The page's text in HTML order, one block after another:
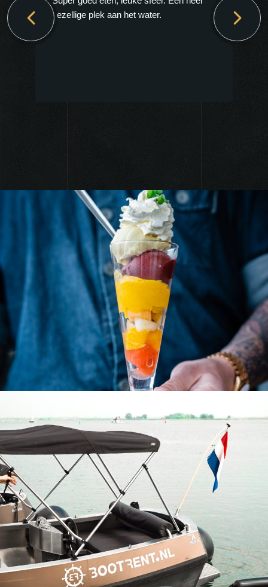
gezellige plek aan het water.